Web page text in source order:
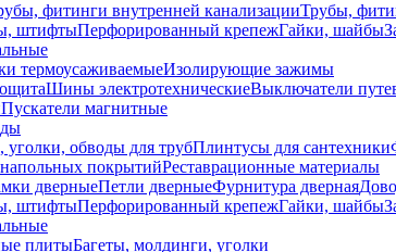
фитинги внутренней канализацииТрубы,
штифтыПерфорированный крепежГайки, шайбы
термоусаживаемыеИзолирующие зажимы
Шины электротехническиеВыключатели
Пускатели магнитные
обводы для трубПлинтусы для сантехники
покрытийРеставрационные материалы
дверныеПетли дверныеФурнитура дверная
штифтыПерфорированный крепежГайки, шайбы
плитыБагеты, молдинги, уголки